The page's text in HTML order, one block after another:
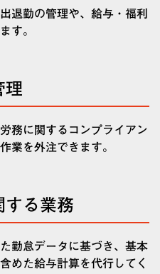
退勤の管理や、給与・福利
す。
理
務に関するコンプライアン
業を外注できます。
する業務
勤怠データに基づき、基本
めた給与計算を代行してく